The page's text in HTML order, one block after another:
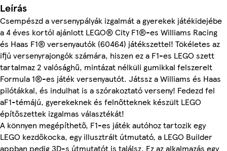
Leírás
Csempészd a versenypályák izgalmát a gyerekek játékidejébe
a 4 éves kortól ajánlott LEGO® City F1®-es Williams Racing
és Haas F1® versenyautók (60464) játékszettel! Tökéletes az
ifjú versenyrajongók számára, hiszen ez a F1-es LEGO szett
tartalmaz 2 valósághű, mintázat nélküli gumikkal felszerelt
Formula 1®-es játék versenyautót. Játssz a Williams és Haas
pilótákkal, és indulhat is a szórakoztató verseny! Fedezd fel
aF1-témájú, gyerekeknek és felnőtteknek készült LEGO
építőszettek izgalmas választékát!
A könnyen megépíthető, F1-es játék autóhoz tartozik egy
LEGO kezdőkocka, egy illusztrált útmutató, a LEGO Builder
appban pedig 3D-s útmutatót is találsz. Ez az alkalmazás egy